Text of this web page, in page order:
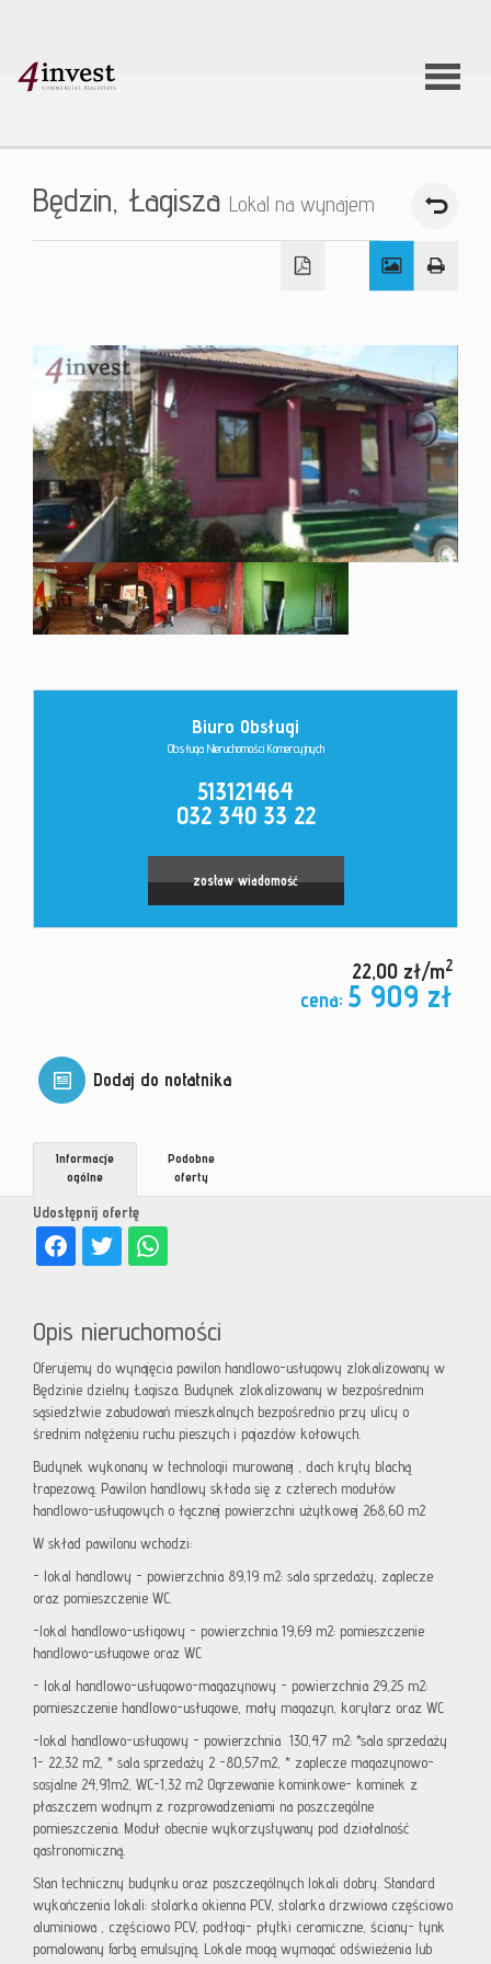
O firmie
Kontakt
Będzin, Łagisza Lokal na wynajem
Biuro Obsługi
Obsługa Nieruchomości Komercyjnych
513121464
032 340 33 22
zostaw wiadomość
22,00 zł/m2
cena: 5 909 zł
Dodaj do notatnika
Udostępnij ofertę
Informacje
ogólne
Podobne
oferty
Opis nieruchomości
Oferujemy do wynajęcia pawilon handlowo-usługowy zlokalizowany w
Będzinie dzielny Łagisza. Budynek zlokalizowany w bezpośrednim
sąsiedztwie zabudowań mieszkalnych bezpośrednio przy ulicy o
średnim natężeniu ruchu pieszych i pojazdów kołowych.
Budynek wykonany w technologii murowanej , dach kryty blachą
trapezową. Pawilon handlowy składa się z czterech modułów
handlowo-usługowych o łącznej powierzchni użytkowej 268,60 m2
W skład pawilonu wchodzi:
- lokal handlowy - powierzchnia 89,19 m2: sala sprzedaży, zaplecze
oraz pomieszczenie WC.
-lokal handlowo-usłigowy - powierzchnia 19,69 m2: pomieszczenie
handlowo-usługowe oraz WC
- lokal handlowo-usługowo-magazynowy - powierzchnia 29,25 m2:
pomieszczenie handlowo-usługowe, mały magazyn, korytarz oraz WC
-lokal handlowo-usługowy - powierzchnia 130,47 m2: *sala sprzedaży
1- 22,32 m2, * sala sprzedaży 2 -80,57m2, * zaplecze magazynowo-
sosjalne 24,91m2, WC-1,32 m2 Ogrzewanie kominkowe- kominek z
płaszczem wodnym z rozprowadzeniami na poszczególne
pomieszczenia. Moduł obecnie wykorzystywany pod działalność
gastronomiczną.
Stan techniczny budynku oraz poszczególnych lokali dobry. Standard
wykończenia lokali: stolarka okienna PCV, stolarka drzwiowa częściowo
aluminiowa , częściowo PCV, podłogi- płytki ceramiczne, ściany- tynk
pomalowany farbą emulsyjną. Lokale mogą wymagać odświeżenia lub